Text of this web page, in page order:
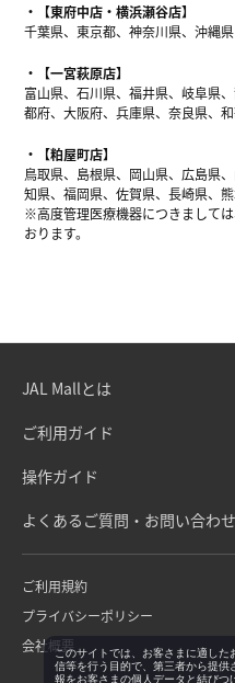
【東府中店・横浜瀬谷店】
千葉県、東京都、神奈川県、沖縄県
【一宮萩原店】
富山県、石川県、福井県、岐阜県
都府、大阪府、兵庫県、奈良県、
【粕屋町店】
鳥取県、島根県、岡山県、広島県
知県、福岡県、佐賀県、長崎県、
※高度管理医療機器につきまして
おります。
JAL Mallとは
ご利用ガイド
操作ガイド
よくあるご質問・お問い合わせ
ご利用規約
プライバシーポリシー
会社概要このサイトでは、お客さまに適し
信等を行う目的で、第三者から提
報をお客さまの個人データと結びつ